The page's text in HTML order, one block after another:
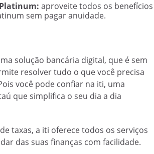
aproveite todos os benefícios
sem pagar anuidade.
solução bancária digital, que é sem
resolver tudo o que você precisa
você pode confiar na iti, uma
que simplifica o seu dia a dia
taxas, a iti oferece todos os serviços
das suas finanças com facilidade.